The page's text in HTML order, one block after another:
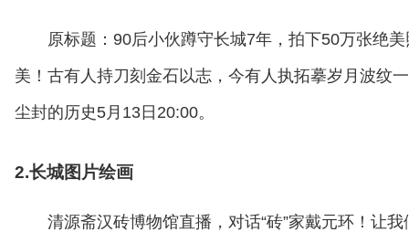
原标题：90后小伙蹲守长城7年，拍下50万张绝
美！古有人持刀刻金石以志，今有人执拓摹岁月波纹
尘封的历史5月13日20:00。
2.长城图片绘画
清源斋汉砖博物馆直播，对话“砖”家戴元环！让